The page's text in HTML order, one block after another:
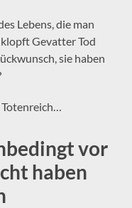
Lebens, die man
Gevatter Tod
sie haben
vor
haben